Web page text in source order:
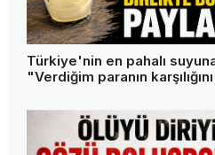
Türkiye'nin en pahalı
"Verdiğim paranın